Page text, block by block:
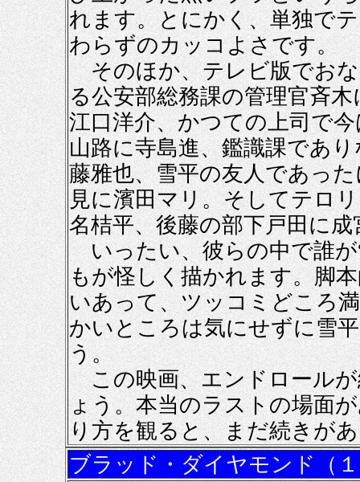
れます。とにかく、単独で
わらずのカッコよさです。
そのほか、テレビ版でおな
る公安部総務課の管理官斉
江口洋介、かつての上司で
山路に寺島進、鑑識課であ
藤雅也、雪平の友人であっ
見に濱田マリ。そしてテロ
名桔平、後藤の部下戸田に
いったい、彼らの中で誰が
もが怪しく描かれます。脚
いあって、ツッコミどころ
かいところは気にせずに雪
う。
この映画、エンドロールが
ょう。本当のラストの場面
り方を観ると、まだ続きが
ブラッド・ダイヤモンド（